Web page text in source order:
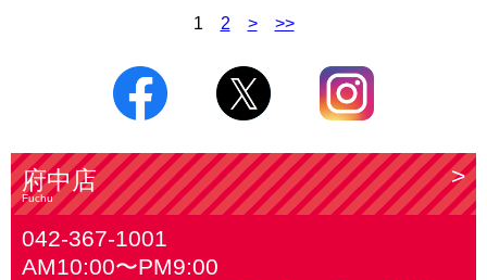
1 2 > >>
府中店
Fuchu
042-367-1001
AM10:00〜PM9:00